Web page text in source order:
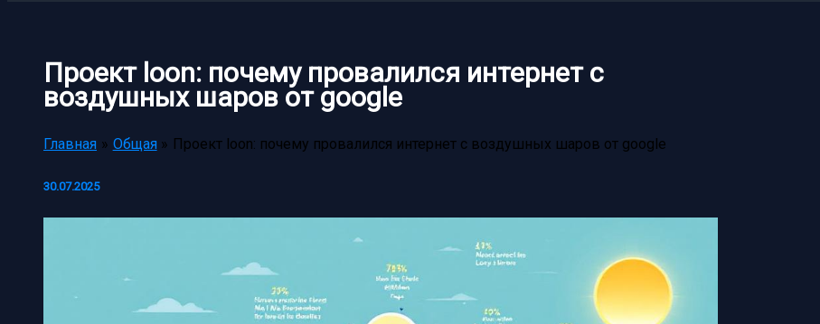
Проект loon: почему провалился интернет с
воздушных шаров от google
Главная Общая Проект loon: почему провалился интернет с воздушных шаров от google
30.07.2025